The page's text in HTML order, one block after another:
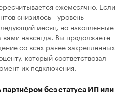
ежемесячно. Если
снизилось - уровень
месяц, но накопленные
вами навсегда. Вы продолжаете
со всех ранее закреплённых
который соответствовал
их подключения.
без статуса ИП или